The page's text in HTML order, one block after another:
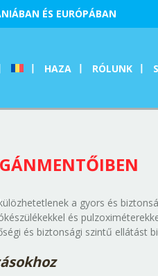
ÉS EURÓPÁBAN
HAZA RÓLUNK
a gyors és
és
és biztonsági szintű ellátást